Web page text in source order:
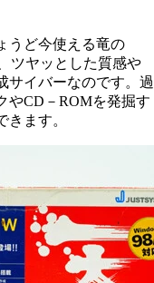
うど今使える竜の
ツヤッとした質感や
サイバーなのです。過
やCD－ROMを発掘す
きます。